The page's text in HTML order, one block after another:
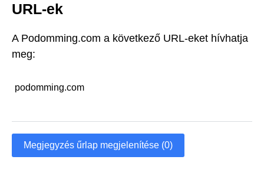
URL-ek
A Podomming.com a következő URL-eket hívhatja
meg:
podomming.com
Megjegyzés űrlap megjelenítése (0)